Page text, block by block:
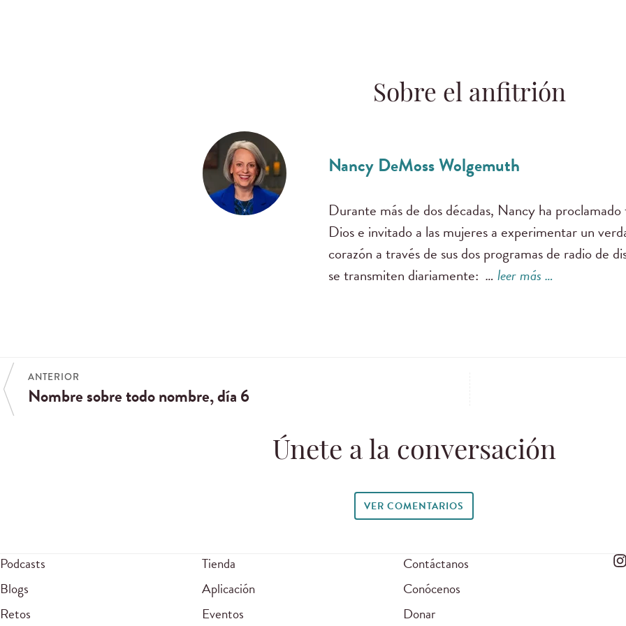
Sobre el anfitrión
Nancy DeMoss Wolgemuth
Durante más de dos décadas, Nancy ha
Dios e invitado a las mujeres a experimentar un
corazón a través de sus dos programas de radio de
se transmiten diariamente: …leer más …
ANTERIOR
Nombre sobre todo nombre, día 6
Únete a la conversación
VER COMENTARIOS
Podcasts
Blogs
Retos
Tienda
Aplicación
Eventos
Contáctanos
Conócenos
Donar